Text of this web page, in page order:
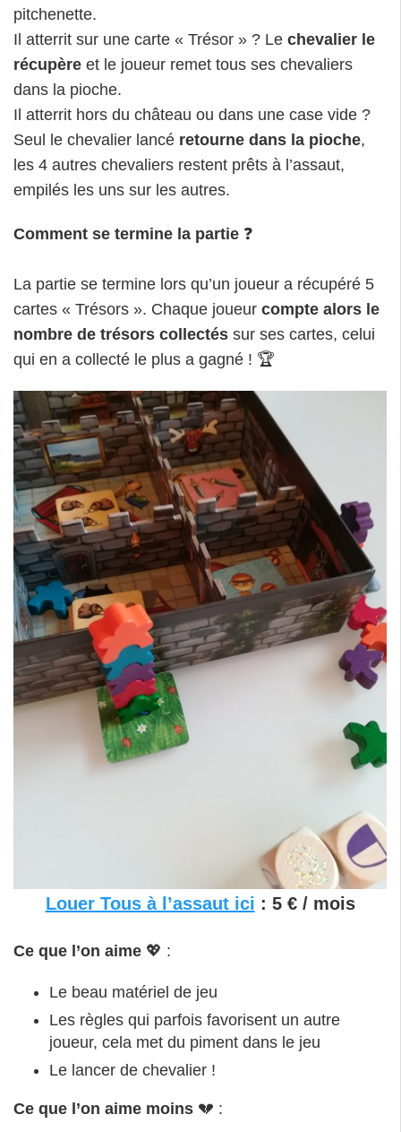
pitchenette.
Il atterrit sur une carte « Trésor » ? Le chevalier le
récupère et le joueur remet tous ses chevaliers
dans la pioche.
Il atterrit hors du château ou dans une case vide ?
Seul le chevalier lancé retourne dans la pioche,
les 4 autres chevaliers restent prêts à l’assaut,
empilés les uns sur les autres.
Comment se termine la partie ❓
La partie se termine lors qu’un joueur a récupéré 5
cartes « Trésors ». Chaque joueur compte alors le
nombre de trésors collectés sur ses cartes, celui
qui en a collecté le plus a gagné ! 🏆
Louer Tous à l’assaut ici : 5 € / mois
Ce que l’on aime 💖 :
Le beau matériel de jeu
Les règles qui parfois favorisent un autre
joueur, cela met du piment dans le jeu
Le lancer de chevalier !
Ce que l’on aime moins 💔 :